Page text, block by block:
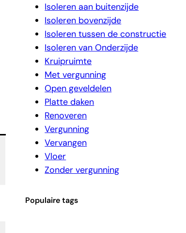
Isoleren aan buitenzijde
Isoleren bovenzijde
Isoleren tussen de constructie
Isoleren van Onderzijde
Kruipruimte
Met vergunning
Open geveldelen
Platte daken
Renoveren
Vergunning
Vervangen
Vloer
Zonder vergunning
Populaire tags